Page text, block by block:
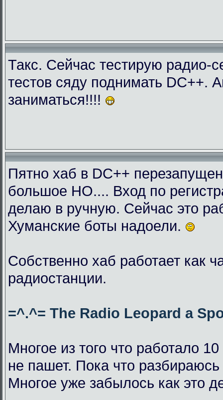
Такс. Сейчас тестирую радио-
тестов сяду поднимать DC++.
заниматься!!!!
Пятно хаб в DC++
большое НО.... Вход по
делаю в ручную. Сейчас это
Хуманские боты надоели.
Собственно хаб работает как
радиостанции.
=^.^= The Radio Leopard a
Многое из того что работало
не пашет. Пока что
Многое уже забылось как это